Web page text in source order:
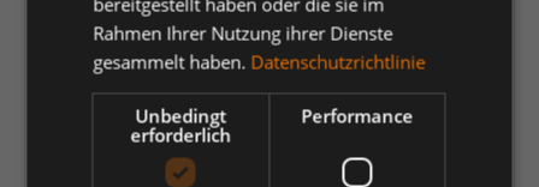
Versandfertig in 2 Tagen, Lieferzeit 1-3 Tage
59,18 €
je Verp.-Einheit (1 Stück) | 1 Stück (
Preis-/Mengenrechner
Rahmen Ihrer Nutzung ihrer Dienste
gesammelt haben. Datenschutzrichtlinie
Unbedingt
erforderlich
Performance